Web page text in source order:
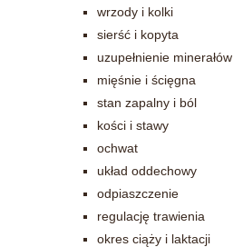
wrzody i kolki
sierść i kopyta
uzupełnienie minerałów
mięśnie i ścięgna
stan zapalny i ból
kości i stawy
ochwat
układ oddechowy
odpiaszczenie
regulację trawienia
okres ciąży i laktacji